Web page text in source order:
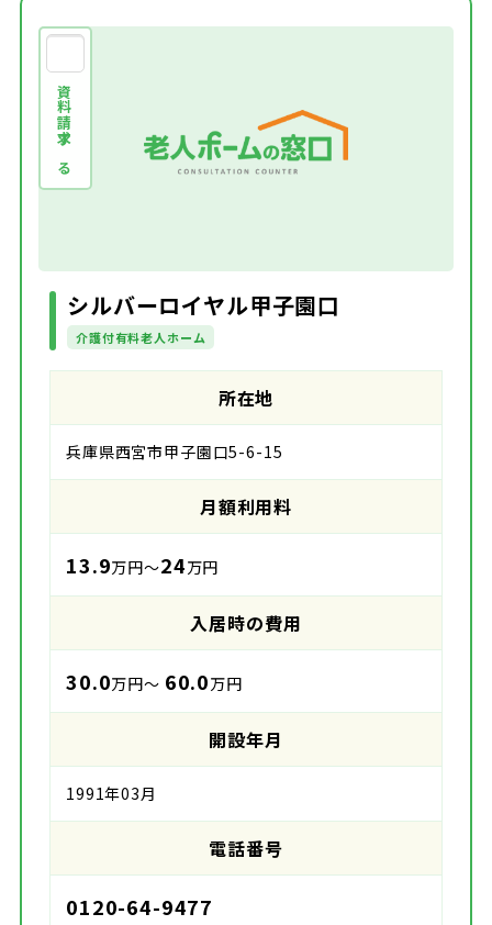
資料請求する
シルバーロイヤル甲子園口
介護付有料老人ホーム
所在地
兵庫県西宮市甲子園口5-6-15
月額利用料
13.9万円～24万円
入居時の費用
30.0万円～ 60.0万円
開設年月
1991年03月
電話番号
0120-64-9477